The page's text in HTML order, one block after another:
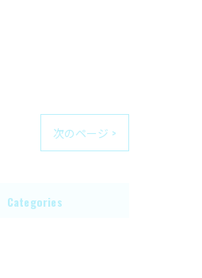
次のページ >
Categories